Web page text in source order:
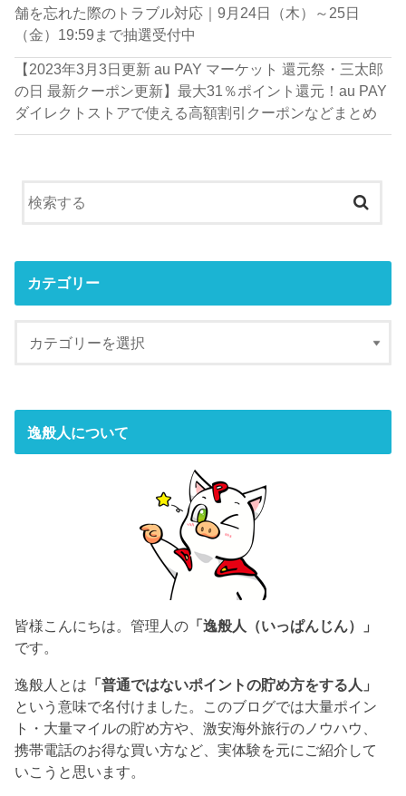
舗を忘れた際のトラブル対応｜9月24日（木）～25日
（金）19:59まで抽選受付中
【2023年3月3日更新 au PAY マーケット 還元祭・三太郎
の日 最新クーポン更新】最大31％ポイント還元！au PAY
ダイレクトストアで使える高額割引クーポンなどまとめ
カテゴリー
逸般人について
皆様こんにちは。管理人の 「逸般人（いっぱんじん）」
です。
逸般人とは 「普通ではないポイントの貯め方をする人」
という意味で名付けました。このブログでは大量ポイン
ト・大量マイルの貯め方や、激安海外旅行のノウハウ、
携帯電話のお得な買い方など、実体験を元にご紹介して
いこうと思います。